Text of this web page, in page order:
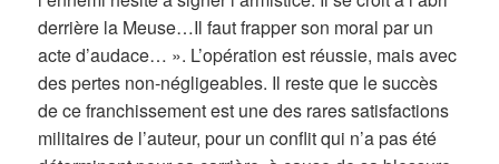
derrière la Meuse…Il faut frapper son moral par un
acte d’audace… ». L’opération est réussie, mais avec
des pertes non-négligeables. Il reste que le succès
de ce franchissement est une des rares satisfactions
militaires de l’auteur, pour un conflit qui n’a pas été